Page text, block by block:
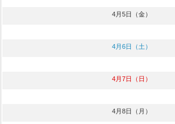
4月5日（金）
4月6日（土）
4月7日（日）
4月8日（月）